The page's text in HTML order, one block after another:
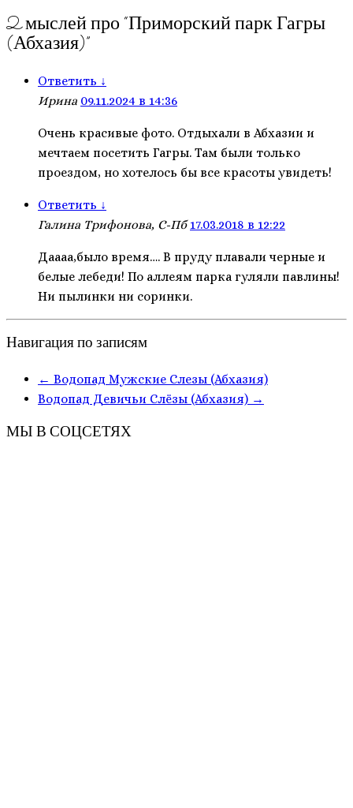
2 мыслей про “Приморский парк Гагры
(Абхазия)”
Ответить ↓
Ирина 09.11.2024 в 14:36
Очень красивые фото. Отдыхали в Абхазии и
мечтаем посетить Гагры. Там были только
проездом, но хотелось бы все красоты увидеть!
Ответить ↓
Галина Трифонова, С-Пб17.03.2018 в 12:22
Даааа,было время…. В пруду плавали черные и
белые лебеди! По аллеям парка гуляли павлины!
Ни пылинки ни соринки.
Навигация по записям
← Водопад Мужские Слезы (Абхазия)
Водопад Девичьи Слёзы (Абхазия) →
МЫ В СОЦСЕТЯХ